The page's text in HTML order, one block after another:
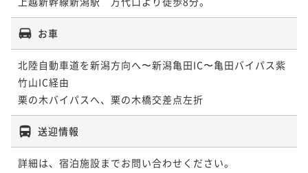
お車
北陸自動車道を新潟方向へ〜新潟亀田IC〜亀田バイパス紫
竹山IC経由
栗の木バイパスへ、栗の木橋交差点左折
送迎情報
詳細は、宿泊施設までお問い合わせください。